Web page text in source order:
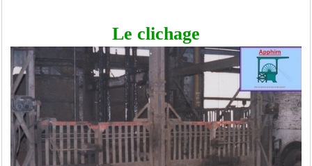
Le clichage